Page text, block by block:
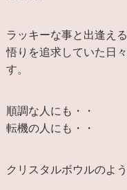
ラッキーな事と出逢え
悟りを追求していた日
す。
順調な人にも・・
転機の人にも・・
クリスタルボウルのよう